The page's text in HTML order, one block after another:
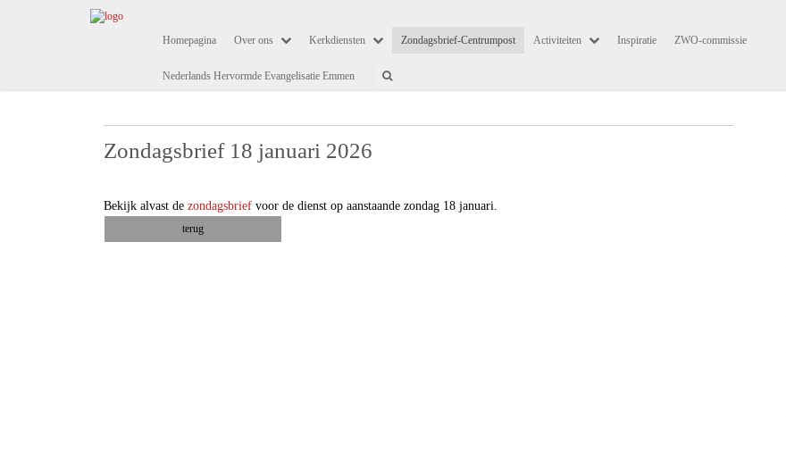
Homepagina Over ons Kerkdiensten Zondagsbrief-Centrumpost Activiteiten Inspiratie ZWO-commissie
Nederlands Hervormde Evangelisatie Emmen
Zondagsbrief 18 januari 2026
Bekijk alvast de zondagsbrief voor de dienst op aanstaande zondag 18 januari.
terug